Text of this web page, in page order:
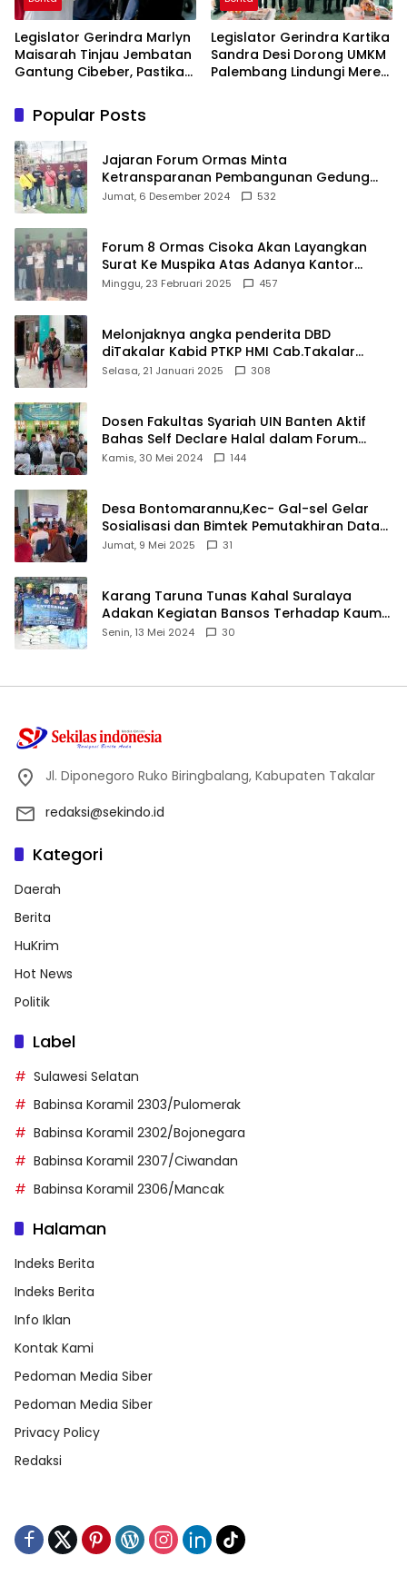
Legislator Gerindra Marlyn
Maisarah Tinjau Jembatan
Gantung Cibeber, Pastikan
Legislator Gerindra Kartika
Sandra Desi Dorong UMKM
Palembang Lindungi Merek
Popular Posts
Jajaran Forum Ormas Minta
Ketransparanan Pembangunan Gedung
Damkar Di Kecamatan Cisoka
Jumat, 6 Desember 2024 532
Forum 8 Ormas Cisoka Akan Layangkan
Surat Ke Muspika Atas Adanya Kantor
Matel di Cisoka
Minggu, 23 Februari 2025 457
Melonjaknya angka penderita DBD
diTakalar Kabid PTKP HMI Cab.Takalar
angkat bicara
Selasa, 21 Januari 2025 308
Dosen Fakultas Syariah UIN Banten Aktif
Bahas Self Declare Halal dalam Forum
Ijtima Ulama MUI
Kamis, 30 Mei 2024 144
Desa Bontomarannu,Kec- Gal-sel Gelar
Sosialisasi dan Bimtek Pemutakhiran Data
ID
Jumat, 9 Mei 2025 31
Karang Taruna Tunas Kahal Suralaya
Adakan Kegiatan Bansos Terhadap Kaum
Dhuafa dan Anak Yatim-Piatu
Senin, 13 Mei 2024 30
Jl. Diponegoro Ruko Biringbalang, Kabupaten Takalar
redaksi@sekindo.id
Kategori
Daerah
Berita
HuKrim
Hot News
Politik
Label
Sulawesi Selatan
Babinsa Koramil 2303/Pulomerak
Babinsa Koramil 2302/Bojonegara
Babinsa Koramil 2307/Ciwandan
Babinsa Koramil 2306/Mancak
Halaman
Indeks Berita
Indeks Berita
Info Iklan
Kontak Kami
Pedoman Media Siber
Pedoman Media Siber
Privacy Policy
Redaksi